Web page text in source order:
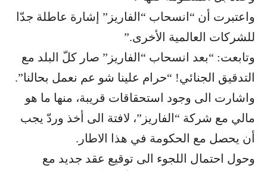
واعتبرت أن “انسحاب “الفاريز” إشارة عاطلة جدّا
للشركات العالمية الأخرى.”
وتابعت: “بعد انسحاب “الفاريز” صار كلّ البلد مع
التدقيق الجنائي! “حرام علينا شو عم نعمل بحالنا”.
واشارت الى وجود استحقاقات قريبة، منها ما هو
مالي مع شركة “الفاريز”، لافتة الى أخذ وردّ يجب
أن يحصل مع الحكومة في هذا الاطار.
وحول احتمال اللجوء الى توقيع عقد جديد مع